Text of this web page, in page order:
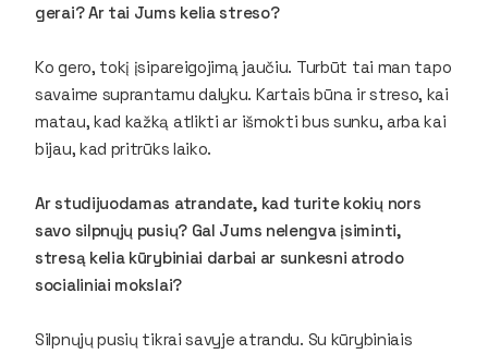
gerai? Ar tai Jums kelia streso?
Ko gero, tokį įsipareigojimą jaučiu. Turbūt tai man tapo
savaime suprantamu dalyku. Kartais būna ir streso, kai
matau, kad kažką atlikti ar išmokti bus sunku, arba kai
bijau, kad pritrūks laiko.
Ar studijuodamas atrandate, kad turite kokių nors
savo silpnųjų pusių? Gal Jums nelengva įsiminti,
stresą kelia kūrybiniai darbai ar sunkesni atrodo
socialiniai mokslai?
Silpnųjų pusių tikrai savyje atrandu. Su kūrybiniais